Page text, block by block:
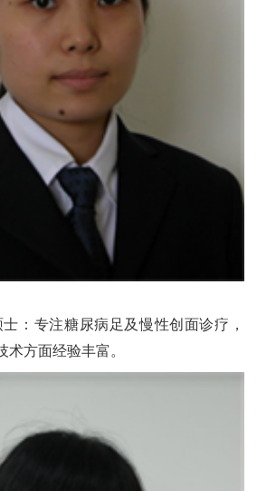
士：专注糖尿病足及慢性创面诊疗，
术方面经验丰富。